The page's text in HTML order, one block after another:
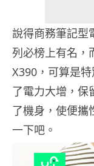
說得商務筆記型
列必榜上有名，
X390，可算是
了電力大增，保
了機身，使便攜
一下吧。